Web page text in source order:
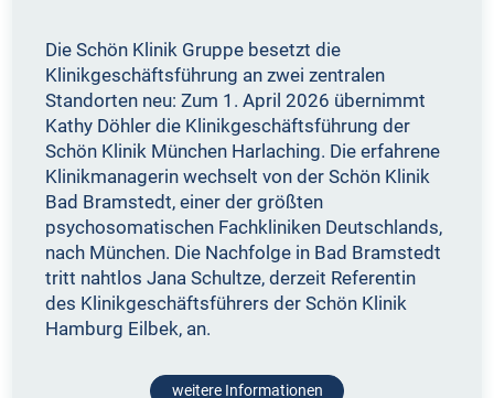
Die Schön Klinik Gruppe besetzt die
Klinikgeschäftsführung an zwei zentralen
Standorten neu: Zum 1. April 2026 übernimmt
Kathy Döhler die Klinikgeschäftsführung der
Schön Klinik München Harlaching. Die erfahrene
Klinikmanagerin wechselt von der Schön Klinik
Bad Bramstedt, einer der größten
psychosomatischen Fachkliniken Deutschlands,
nach München. Die Nachfolge in Bad Bramstedt
tritt nahtlos Jana Schultze, derzeit Referentin
des Klinikgeschäftsführers der Schön Klinik
Hamburg Eilbek, an.
weitere Informationen